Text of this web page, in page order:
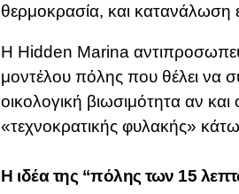
θερμοκρασία, και κατανάλωση
Η Hidden Marina
μοντέλου πόλης που θέλει να
οικολογική βιωσιμότητα αν και
«τεχνοκρατικής φυλακής»
Η ιδέα της “πόλης των 15